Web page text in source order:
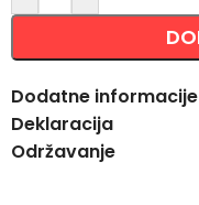
Dodatne informacije
Deklaracija
Održavanje